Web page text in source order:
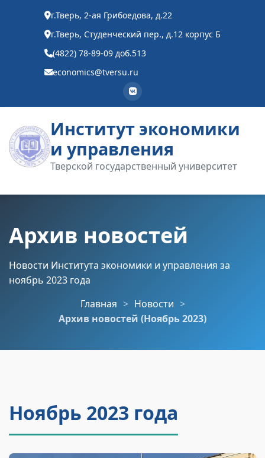
г.Тверь, 2-ая Грибоедова, д.22
г.Тверь, Студенческий пер., д.12 корпус Б
(4822) 78-89-09 доб.513
economics@tversu.ru
Институт экономики
и управления
Тверской государственный университет
Архив новостей
Новости Института экономики и управления за
ноябрь 2023 года
Главная
Новости
Архив новостей (Ноябрь 2023)
Ноябрь 2023 года